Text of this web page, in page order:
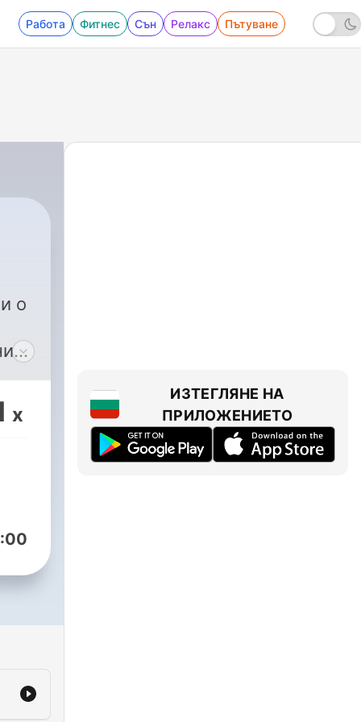
Работа Фитнес Сън Релакс Пътуване
о
x
ИЗТЕГЛЯНЕ НА
ПРИЛОЖЕНИЕТО